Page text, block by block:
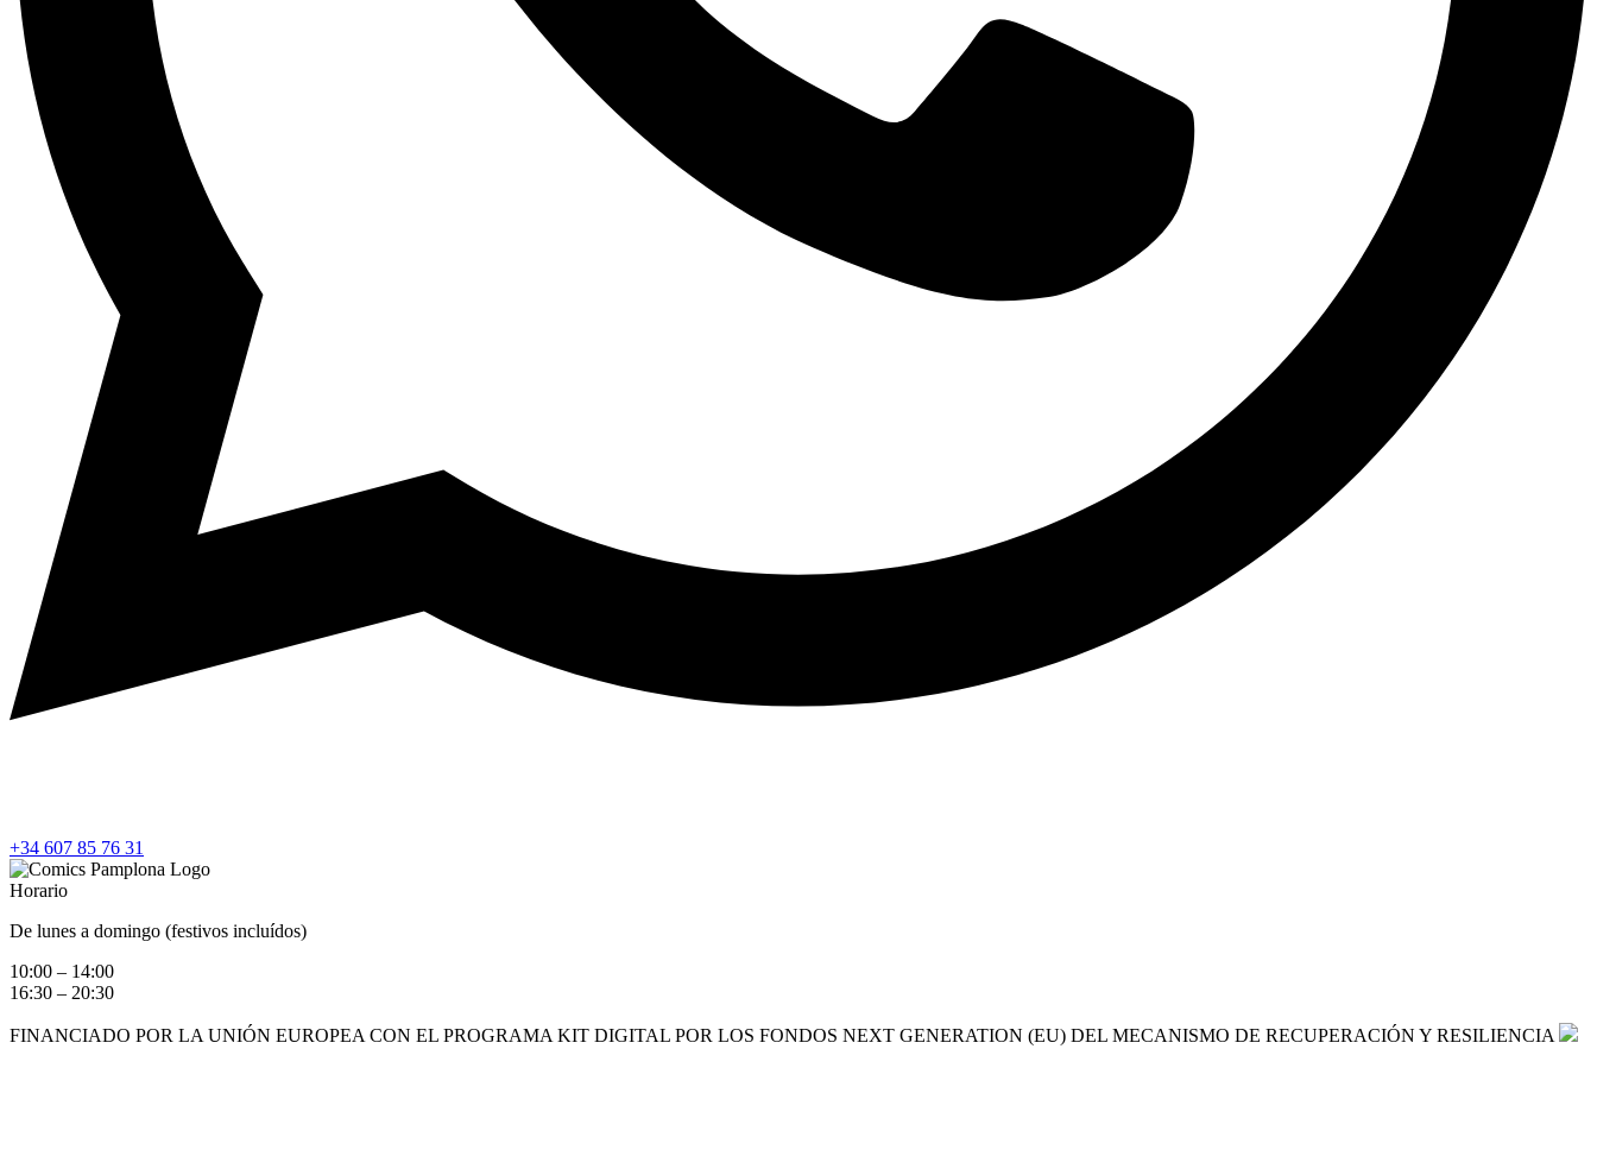
+34 607 85 76 31
Horario
De lunes a domingo (festivos incluídos)
10:00 – 14:00
16:30 – 20:30
FINANCIADO POR LA UNIÓN EUROPEA CON EL PROGRAMA KIT DIGITAL POR LOS FONDOS NEXT GENERATION (EU) DEL MECANISMO DE RECUPERACIÓN Y RESILIENCIA